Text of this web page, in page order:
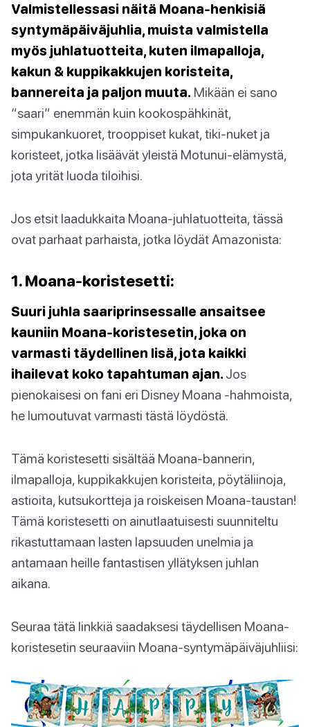
Valmistellessasi näitä Moana-henkisiä
syntymäpäiväjuhlia, muista valmistella
myös juhlatuotteita, kuten ilmapalloja,
kakun & kuppikakkujen koristeita,
bannereita ja paljon muuta. Mikään ei sano
“saari” enemmän kuin kookospähkinät,
simpukankuoret, trooppiset kukat, tiki-nuket ja
koristeet, jotka lisäävät yleistä Motunui-elämystä,
jota yrität luoda tiloihisi.
Jos etsit laadukkaita Moana-juhlatuotteita, tässä
ovat parhaat parhaista, jotka löydät Amazonista:
1. Moana-koristesetti:
Suuri juhla saariprinsessalle ansaitsee
kauniin Moana-koristesetin, joka on
varmasti täydellinen lisä, jota kaikki
ihailevat koko tapahtuman ajan. Jos
pienokaisesi on fani eri Disney Moana -hahmoista,
he lumoutuvat varmasti tästä löydöstä.
Tämä koristesetti sisältää Moana-bannerin,
ilmapalloja, kuppikakkujen koristeita, pöytäliinoja,
astioita, kutsukortteja ja roiskeisen Moana-taustan!
Tämä koristesetti on ainutlaatuisesti suunniteltu
rikastuttamaan lasten lapsuuden unelmia ja
antamaan heille fantastisen yllätyksen juhlan
aikana.
Seuraa tätä linkkiä saadaksesi täydellisen Moana-
koristesetin seuraaviin Moana-syntymäpäiväjuhliisi: